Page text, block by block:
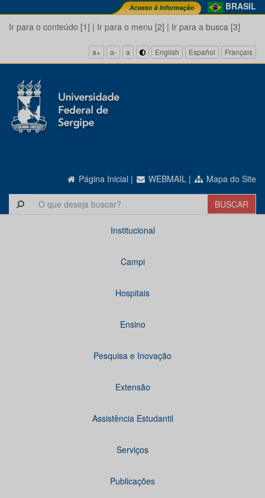
BRASIL
Ir para o conteúdo [1] | Ir para o menu [2] | Ir para a busca [3]
a+ a- a English Español Français
Página Inicial | WEBMAIL | Mapa do Site
Institucional
Campi
Hospitais
Ensino
Pesquisa e Inovação
Extensão
Assistência Estudantil
Serviços
Publicações